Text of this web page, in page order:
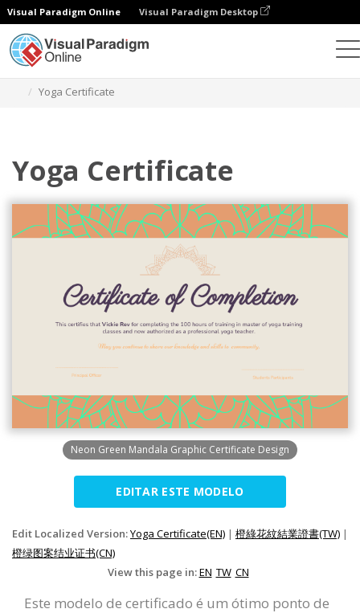
Visual Paradigm Online Visual Paradigm Desktop
Yoga Certificate
Yoga Certificate
Neon Green Mandala Graphic Certificate Design
EDITAR ESTE MODELO
Edit Localized Version:Yoga Certificate(EN) | 橙綠花紋結業證書(TW) |
橙绿图案结业证书(CN)
View this page in:EN TW CN
Este modelo de certificado é um ótimo ponto de